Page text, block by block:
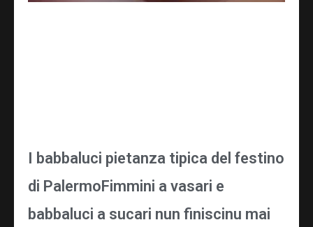
I babbaluci pietanza tipica del festino
di PalermoFimmini a vasari e
babbaluci a sucari nun finiscinu mai